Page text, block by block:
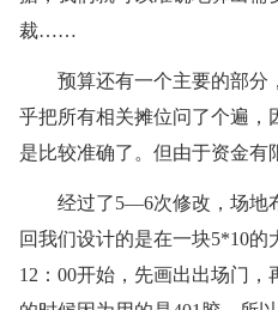
裁……
预算还有一个主要的部分
乎把所有相关摊位问了个遍，
是比较准确了。但由于资金有
经过了5—6次修改，场地
回我们设计的是在一块5*10
12：00开始，先画出出场门